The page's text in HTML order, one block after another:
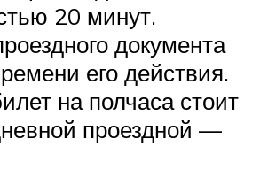
20 минут.
документа
его действия.
на полчаса стоит
проездной —